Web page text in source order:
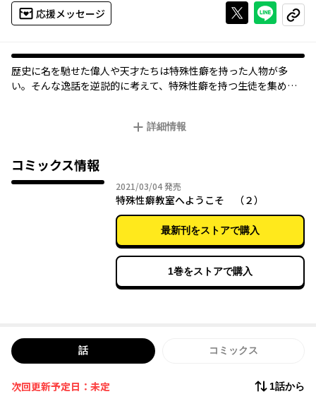
応援メッセージ Xで投稿する
ライン
コピー
歴史に名を馳せた偉人や天才たちは特殊性癖を持った人物が多
い。そんな逸話を逆説的に考えて、特殊性癖を持つ生徒を集め、
ドM、露出狂etc……。担任となった新米DT教師・伊藤真実は、多
とができるのか！？
第22回[秋]スニーカー大賞特別賞受賞作が完全コミック化！
詳細情報
コミックス情報
2021/03/042021年03月04日
発売
特殊性癖教室へようこそ （２）
最新刊をストアで購入
1巻をストアで購入
話 コミックス
次回更新予定日：未定 1話から